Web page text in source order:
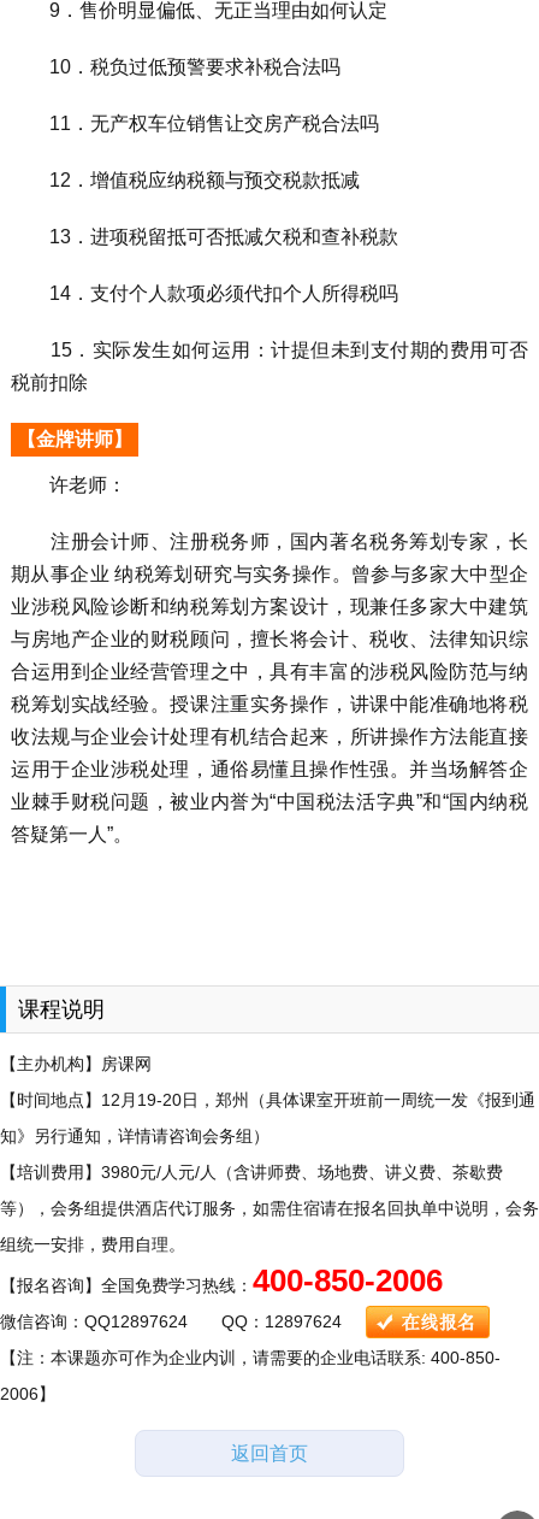
9．售价明显偏低、无正当理由如何认定
10．税负过低预警要求补税合法吗
11．无产权车位销售让交房产税合法吗
12．增值税应纳税额与预交税款抵减
13．进项税留抵可否抵减欠税和查补税款
14．支付个人款项必须代扣个人所得税吗
15．实际发生如何运用：计提但未到支付期的费用可否
税前扣除
【金牌讲师】
许老师：
注册会计师、注册税务师，国内著名税务筹划专家，长
期从事企业 纳税筹划研究与实务操作。曾参与多家大中型企
业涉税风险诊断和纳税筹划方案设计，现兼任多家大中建筑
与房地产企业的财税顾问，擅长将会计、税收、法律知识综
合运用到企业经营管理之中，具有丰富的涉税风险防范与纳
税筹划实战经验。授课注重实务操作，讲课中能准确地将税
收法规与企业会计处理有机结合起来，所讲操作方法能直接
运用于企业涉税处理，通俗易懂且操作性强。并当场解答企
业棘手财税问题，被业内誉为“中国税法活字典”和“国内纳税
答疑第一人”。
课程说明
【主办机构】房课网
【时间地点】12月19-20日，郑州（具体课室开班前一周统一发《报到通
知》另行通知，详情请咨询会务组）
【培训费用】3980元/人元/人（含讲师费、场地费、讲义费、茶歇费
等），会务组提供酒店代订服务，如需住宿请在报名回执单中说明，会务
组统一安排，费用自理。
【报名咨询】全国免费学习热线： 400-850-2006
微信咨询：QQ12897624 QQ：12897624
【注：本课题亦可作为企业内训，请需要的企业电话联系: 400-850-
2006】
返回首页